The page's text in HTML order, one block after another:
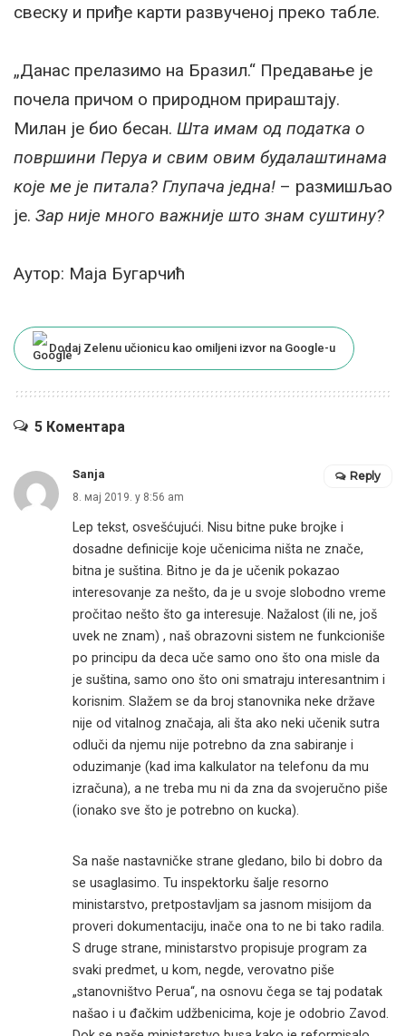
свеску и приђе карти развученој преко табле.
„Данас прелазимо на Бразил.“ Предавање је
почела причом о природном прираштају.
Милан је био бесан. Шта имам од податка о
површини Перуа и свим овим будалаштинама
које ме је питала? Глупача једна! – размишљао
је. Зар није много важније што знам суштину?
Аутор: Маја Бугарчић
Dodaj Zelenu učionicu kao omiljeni izvor na Google-u
5 Коментара
Sanja
8. мај 2019. у 8:56 am
Lep tekst, osvešćujući. Nisu bitne puke brojke i
dosadne definicije koje učenicima ništa ne znače,
bitna je suština. Bitno je da je učenik pokazao
interesovanje za nešto, da je u svoje slobodno vreme
pročitao nešto što ga interesuje. Nažalost (ili ne, još
uvek ne znam) , naš obrazovni sistem ne funkcioniše
po principu da deca uče samo ono što ona misle da
je suština, samo ono što oni smatraju interesantnim i
korisnim. Slažem se da broj stanovnika neke države
nije od vitalnog značaja, ali šta ako neki učenik sutra
odluči da njemu nije potrebno da zna sabiranje i
oduzimanje (kad ima kalkulator na telefonu da mu
izračuna), a ne treba mu ni da zna da svojeručno piše
(ionako sve što je potrebno on kucka).
Sa naše nastavničke strane gledano, bilo bi dobro da
se usaglasimo. Tu inspektorku šalje resorno
ministarstvo, pretpostavljam sa jasnom misijom da
proveri dokumentaciju, inače ona to ne bi tako radila.
S druge strane, ministarstvo propisuje program za
svaki predmet, u kom, negde, verovatno piše
„stanovništvo Perua“, na osnovu čega se taj podatak
našao i u đačkim udžbenicima, koje je odobrio Zavod.
Reply